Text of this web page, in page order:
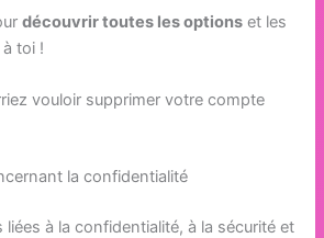
découvrir toutes les options et les
toi !
vouloir supprimer votre compte
la confidentialité
à la confidentialité, à la sécurité et